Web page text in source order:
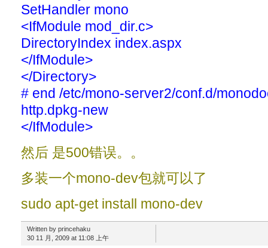
SetHandler mono
<IfModule mod_dir.c>
DirectoryIndex index.aspx
</IfModule>
</Directory>
# end /etc/mono-server2/conf.d/
http.dpkg-new
</IfModule>
然后 是500错误。。
多装一个mono-dev包就可以了
sudo apt-get install mono-dev
Written by princehaku
30 11 月, 2009 at 11:08 上午